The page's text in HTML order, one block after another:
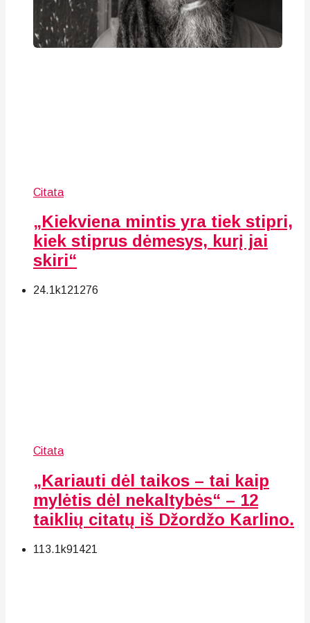
Citata
„Kiekviena mintis yra tiek stipri,
kiek stiprus dėmesys, kurį jai
skiri“
24.1k121 276
Citata
„Kariauti dėl taikos – tai kaip
mylėtis dėl nekaltybės“ – 12
taiklių citatų iš Džordžo Karlino.
113.1k91 421